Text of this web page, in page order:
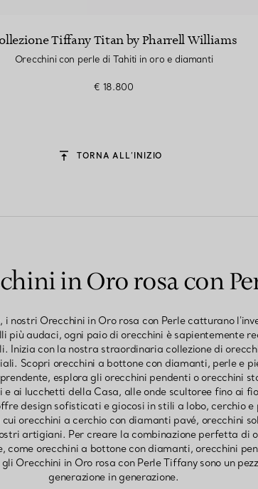
Tiffany Titan by Pharrell Williams
Orecchini con perle di Tahiti in oro e diamanti
€ 18.800
TORNA ALL’INIZIO
in Oro rosa con
nostri Orecchini in Oro rosa con Perle catturano
più audaci, ogni paio di orecchini è sapientemente
Inizia con la nostra straordinaria collezione di
Scopri orecchini a bottone con diamanti, perle e
esplora gli orecchini pendenti o orecchini
ai lucchetti della Casa, alle onde scultoree fino ai
design sofisticati e giocosi in stili a lobo, cerchio
orecchini a cerchio con diamanti pavé, orecchini
artigiani. Per creare la combinazione perfetta di
orecchini a bottone con diamanti, orecchini
Orecchini in Oro rosa con Perle Tiffany sono un
generazione in generazione.